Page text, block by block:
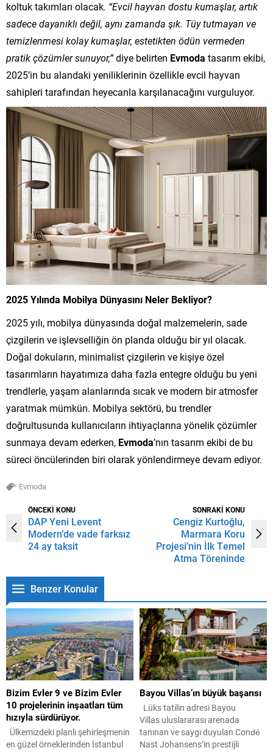
koltuk takımları olacak. “Evcil hayvan dostu kumaşlar, artık
sadece dayanıklı değil, aynı zamanda şık. Tüy tutmayan ve
temizlenmesi kolay kumaşlar, estetikten ödün vermeden
pratik çözümler sunuyor,”diye belirten Evmoda tasarım ekibi,
2025’in bu alandaki yeniliklerinin özellikle evcil hayvan
sahipleri tarafından heyecanla karşılanacağını vurguluyor.
2025 Yılında Mobilya Dünyasını Neler Bekliyor?
2025 yılı, mobilya dünyasında doğal malzemelerin, sade
çizgilerin ve işlevselliğin ön planda olduğu bir yıl olacak.
Doğal dokuların, minimalist çizgilerin ve kişiye özel
tasarımların hayatımıza daha fazla entegre olduğu bu yeni
trendlerle, yaşam alanlarında sıcak ve modern bir atmosfer
yaratmak mümkün. Mobilya sektörü, bu trendler
doğrultusunda kullanıcıların ihtiyaçlarına yönelik çözümler
sunmaya devam ederken, Evmoda’nın tasarım ekibi de bu
süreci öncülerinden biri olarak yönlendirmeye devam ediyor.
Evmoda
ÖNCEKİ KONU
DAP Yeni Levent
Modern’de vade farksız
24 ay taksit
SONRAKİ KONU
Cengiz Kurtoğlu,
Marmara Koru
Projesi’nin İlk Temel
Atma Töreninde
Benzer Konular
Bizim Evler 9 ve Bizim Evler
10 projelerinin inşaatları tüm
hızıyla sürdürüyor.
Ülkemizdeki planlı şehirleşmenin
en güzel örneklerinden İstanbul
Bayou Villas’ın büyük başarısı
Lüks tatilin adresi Bayou
Villas uluslararası arenada
tanınan ve saygı duyulan Condé
Nast Johansens’in prestijli